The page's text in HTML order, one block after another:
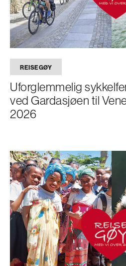
REISEGØY
Uforglemmelig
ved Gardasjøen til
2026